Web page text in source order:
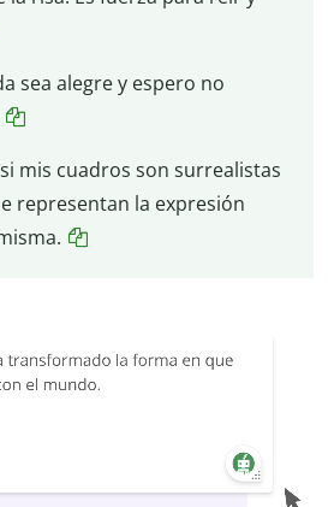
sea alegre y espero no
mis cuadros son surrealistas
representan la expresión